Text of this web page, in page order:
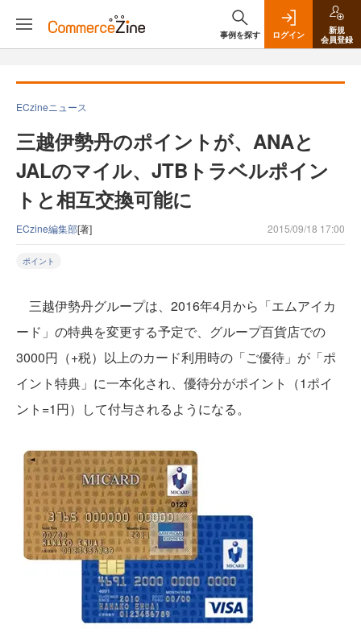
事例を探す ログイン
新規
会員登録
ECzineニュース
三越伊勢丹のポイントが、ANAと
JALのマイル、JTBトラベルポイン
トと相互交換可能に
ECzine編集部[著] 2015/09/18 17:00
ポイント
三越伊勢丹グループは、2016年4月から「エムアイカ
ード」の特典を変更する予定で、グループ百貨店での
3000円（+税）以上のカード利用時の「ご優待」が「ポ
イント特典」に一本化され、優待分がポイント（1ポイ
ント=1円）して付与されるようになる。